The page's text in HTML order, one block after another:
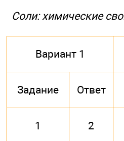
Соли: химические
Вариант 1
Задание Ответ
1 2